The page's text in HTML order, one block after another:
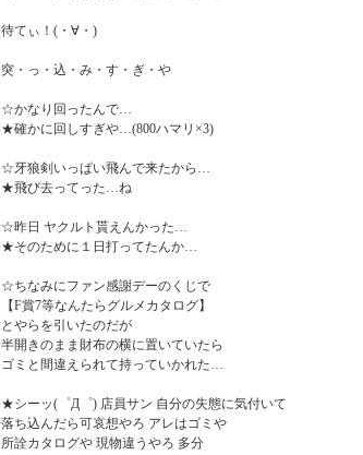
待てぃ！(・∀・)
突・っ・込・み・す・ぎ・や
☆かなり回ったんで…
★確かに回しすぎや…(800ハマリ×3)
☆牙狼剣いっぱい飛んで来たから…
★飛び去ってった…ね
☆昨日 ヤクルト貰えんかった…
★そのために１日打ってたんか…
☆ちなみにファン感謝デーのくじで
【F賞7等なんたらグルメカタログ】
とやらを引いたのだが
半開きのまま財布の横に置いていたら
ゴミと間違えられて持っていかれた…
★シーッ(゜Д゜) 店員サン 自分の失態に気付いて
落ち込んだら可哀想やろ アレはゴミや
所詮カタログや 現物違うやろ 多分